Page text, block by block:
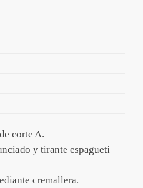
corte A.
y tirante espagueti
cremallera.